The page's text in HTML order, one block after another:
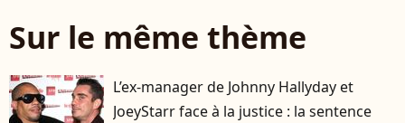
Sur le même thème
L’ex-manager de Johnny Hallyday et
JoeyStarr face à la justice : la sentence